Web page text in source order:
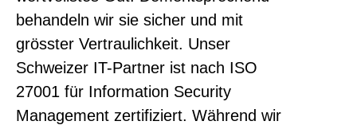
behandeln wir sie sicher und mit
grösster Vertraulichkeit. Unser
Schweizer IT-Partner ist nach ISO
27001 für Information Security
Management zertifiziert. Während wir